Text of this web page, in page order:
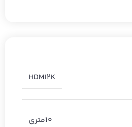
HDMI2K
10متری